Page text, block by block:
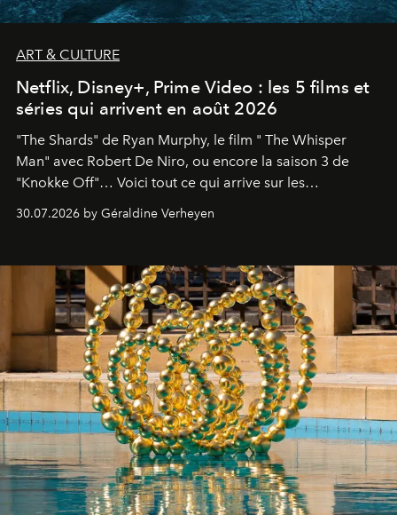
ART & CULTURE
Netflix, Disney+, Prime Video : les 5 films et
séries qui arrivent en août 2026
"The Shards" de Ryan Murphy, le film " The Whisper
Man" avec Robert De Niro, ou encore la saison 3 de
"Knokke Off"… Voici tout ce qui arrive sur les
plateformes de streaming en août 2026.
30.07.2026 by Géraldine Verheyen